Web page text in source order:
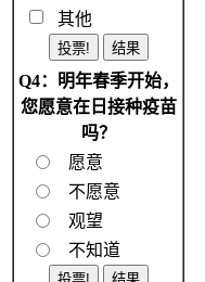
其他
Q4：明年春季开始，
您愿意在日接种疫苗
吗？
愿意
不愿意
观望
不知道